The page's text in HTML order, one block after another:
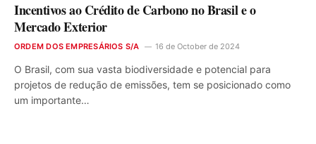
Incentivos ao Crédito de Carbono no Brasil e o
Mercado Exterior
ORDEM DOS EMPRESÁRIOS S/A 16 de October de 2024
O Brasil, com sua vasta biodiversidade e potencial para
projetos de redução de emissões, tem se posicionado como
um importante…